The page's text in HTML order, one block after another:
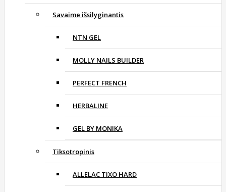
Savaime išsilyginantis
NTN GEL
MOLLY NAILS BUILDER
PERFECT FRENCH
HERBALINE
GEL BY MONIKA
Tiksotropinis
ALLELAC TIXO HARD